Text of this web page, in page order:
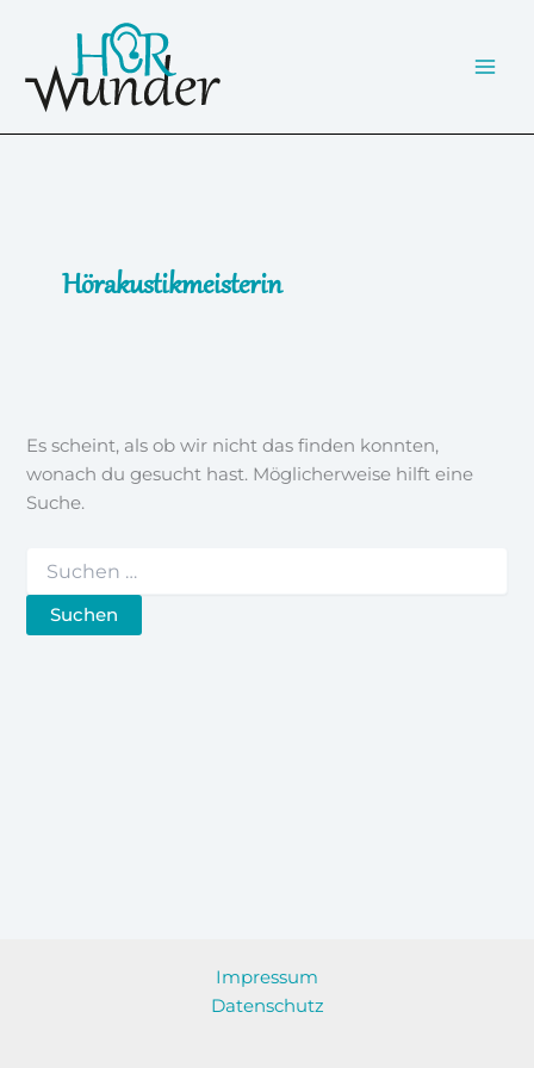
springen
Hörakustikmeisterin
Es scheint, als ob wir nicht das finden konnten,
wonach du gesucht hast. Möglicherweise hilft eine
Suche.
nach:
Impressum
Datenschutz